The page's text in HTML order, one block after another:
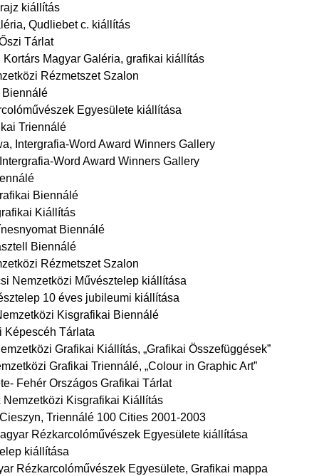
kiállítás
Qudliebet c. kiállítás
Tárlat
Magyar Galéria, grafikai kiállítás
Rézmetszet Szalon
Biennálé
Egyesülete kiállítása
Triennálé
Intergrafia-Word Award Winners Gallery
Word Award Winners Gallery
Biennálé
Kiállítás
Biennálé
Biennálé
Rézmetszet Szalon
Nemzetközi Művésztelep kiállítása
10 éves jubileumi kiállítása
Kisgrafikai Biennálé
Képescéh Tárlata
Grafikai Kiállítás, „Grafikai Összefüggések”
Grafikai Triennálé, „Colour in Graphic Art”
Fehér Országos Grafikai Tárlat
Nemzetközi Kisgrafikai Kiállítás
Triennálé 100 Cities 2001-2003
Rézkarcolóművészek Egyesülete kiállítása
kiállítása
Rézkarcolóművészek Egyesülete, Grafikai mappa